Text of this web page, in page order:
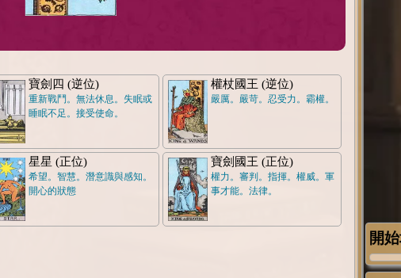
寶劍四 (逆位)
重新戰鬥。無法休息。失眠或
睡眠不足。接受使命。
權杖國王 (逆位)
嚴厲。嚴苛。忍受力。霸權。
星星 (正位)
希望。智慧。潛意識與感知。
開心的狀態
寶劍國王 (正位)
權力。審判。指揮。權威。軍
事才能。法律。
開